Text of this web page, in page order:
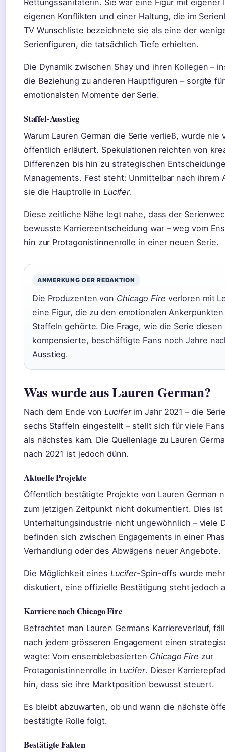
eigenen Konflikten und einer Haltung, die im
TV Wunschliste bezeichnete sie als eine der
Serienfiguren, die tatsächlich Tiefe erhielten.
Die Dynamik zwischen Shay und ihren Kollegen –
die Beziehung zu anderen Hauptfiguren – sorgte
emotionalsten Momente der Serie.
Staffel-Ausstieg
Warum Lauren German die Serie verließ, wurde nie
öffentlich erläutert. Spekulationen reichten von
Differenzen bis hin zu strategischen
Managements. Fest steht: Unmittelbar nach ihrem
sie die Hauptrolle in Lucifer.
Diese zeitliche Nähe legt nahe, dass der
bewusste Karriereentscheidung war – weg vom
hin zur Protagonistinnenrolle in einer neuen Serie.
ANMERKUNG DER REDAKTION
Die Produzenten von Chicago Fire verloren mit
eine Figur, die zu den emotionalen
Staffeln gehörte. Die Frage, wie die Serie diesen
kompensierte, beschäftigte Fans noch Jahre
Ausstieg.
Was wurde aus Lauren German?
Nach dem Ende von Luciferim Jahr 2021 – die
sechs Staffeln eingestellt – stellt sich für viele
als nächstes kam. Die Quellenlage zu Lauren
nach 2021 ist jedoch dünn.
Aktuelle Projekte
Öffentlich bestätigte Projekte von Lauren German
zum jetzigen Zeitpunkt nicht dokumentiert. Dies
Unterhaltungsindustrie nicht ungewöhnlich – viele
befinden sich zwischen Engagements in einer
Verhandlung oder des Abwägens neuer Angebote.
Die Möglichkeit eines Lucifer-Spin-offs wurde
diskutiert, eine offizielle Bestätigung steht jedoch
Karriere nach Chicago Fire
Betrachtet man Lauren Germans Karriereverlauf,
nach jedem grösseren Engagement einen
wagte: Vom ensemblebasierten Chicago Fire zur
Protagonistinnenrolle in Lucifer. Dieser
hin, dass sie ihre Marktposition bewusst steuert.
Es bleibt abzuwarten, ob und wann die nächste
bestätigte Rolle folgt.
Bestätigte Fakten